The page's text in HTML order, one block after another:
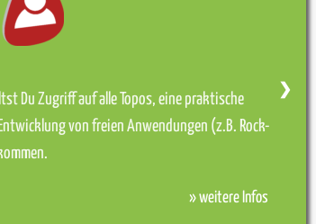
Du Zugriff auf alle Topos, eine praktische
von freien Anwendungen (z.B. Rock-
» weitere Infos
❯